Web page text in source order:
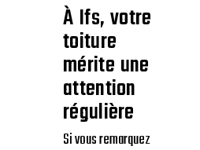
À Ifs, votre
toiture
mérite une
attention
régulière
Si vous remarquez